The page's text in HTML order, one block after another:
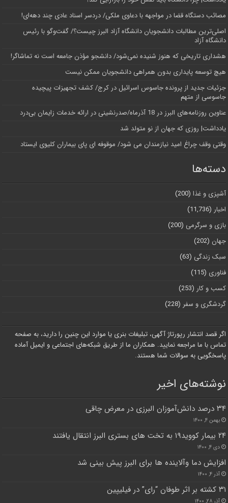
مصائب دستگاه قضا در مواجهه با دعاوی ملکی/ دردسر اسناد عادی چند‌ دهه‌ای!
اصلی‌ترین مطالبات دانشجویان دانشگاه آزاد البرز چیست؟/ گفت‌وگو با رئیس
دانشگاه آز‌اد
هشداری تاریخی که هنوز شنیده نمی‌شود/ دانشجو مؤذن جامعه است نه تماشاگر!
هیچ توسعه پایداری بدون همراهی دانشجویان ممکن نیست
جزئیات جدید از پرونده جاسوس اسرائیل در کرج/‌ کشف تجهیزات پیچیده
جاسوسی از متهم
عناوین روزنامه‌های البرز در ‌18 آذرماه/صدرنشینی در ارائه خدمات زایمان بی‌درد
یادداشت| روزی که جهان از نو متولد شد
وقتی وقف چراغ امید نیازمندان می شود/ موقوفه ای پای بیماران کلیوی ایستاد
دسته‌ها
آشپزی و غذا (200)
اخبار (11,736)
بازی و سرگرمی (200)
جهان (202)
سبک زندگی (63)
فناوری (115)
کسب و کار (253)
گردشگری و سفر (228)
اگر قصد انتشار رپورتاژ آگهی، تبلیغات بنری یا موارد این چنین را دارید، به صفحه
تماس با ما مراجعه نمایید. همکاران ما از طریق شبکه‌های اجتماعی و ایمیل آماده
پاسخگویی به سوالات شما هستند.
نوشته‌های اخیر
۳۴ درصد دانش‌آموزان البرزی در معرض چاقی
بهمن ۴, ۱۴۰۰
۲۴ بیمار کووید۱۹ به تخت های بستری البرز انتقال یافتند
دی ۴, ۱۴۰۰
افزایش دما وآلاینده ها برای البرز پیش بینی شد
آذر ۴, ۱۴۰۰
۳۱ کشته بر اثر طوفان “رای” در فیلیپین
آذر ۲۸, ۱۴۰۰